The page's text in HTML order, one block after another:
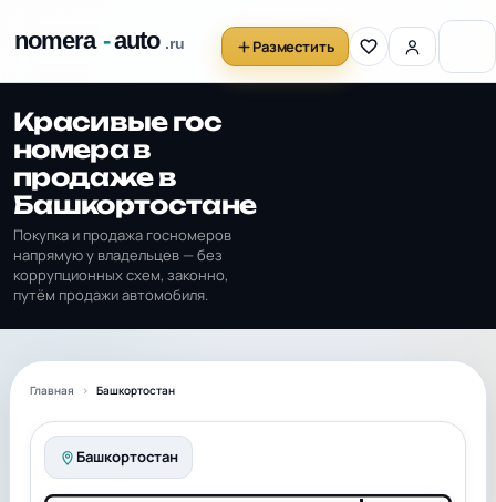
Разместить
Красивые гос
номера в
продаже в
Башкортостане
Покупка и продажа госномеров
напрямую у владельцев — без
коррупционных схем, законно,
путём продажи автомобиля.
Главная Башкортостан
Башкортостан